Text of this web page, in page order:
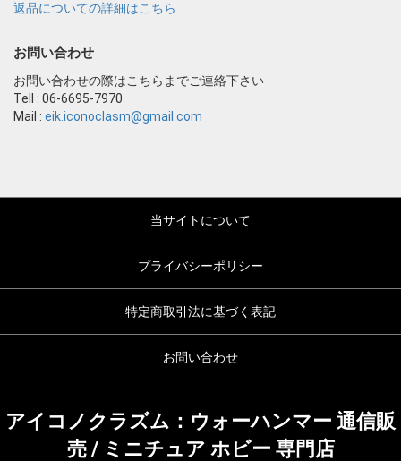
返品についての詳細はこちら
お問い合わせ
お問い合わせの際はこちらまでご連絡下さい
Tell : 06-6695-7970
Mail : eik.iconoclasm@gmail.com
当サイトについて
プライバシーポリシー
特定商取引法に基づく表記
お問い合わせ
アイコノクラズム：ウォーハンマー 通信販
売 / ミニチュア ホビー 専門店